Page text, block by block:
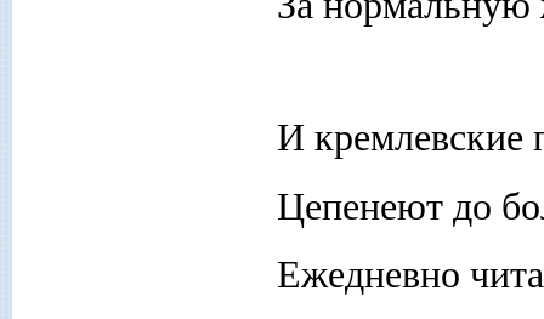
И кремлевские
Цепенеют до
Ежедневно